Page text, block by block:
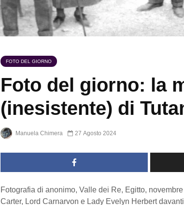
FOTO DEL GIORNO
Foto del giorno: la
(inesistente) di
Manuela Chimera 27 Agosto 2024
Fotografia di anonimo, Valle dei Re, Egitto,
Carter, Lord Carnarvon e Lady Evelyn Herbert